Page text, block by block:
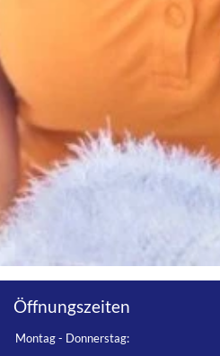
Öffnungszeiten
Montag - Donnerstag: